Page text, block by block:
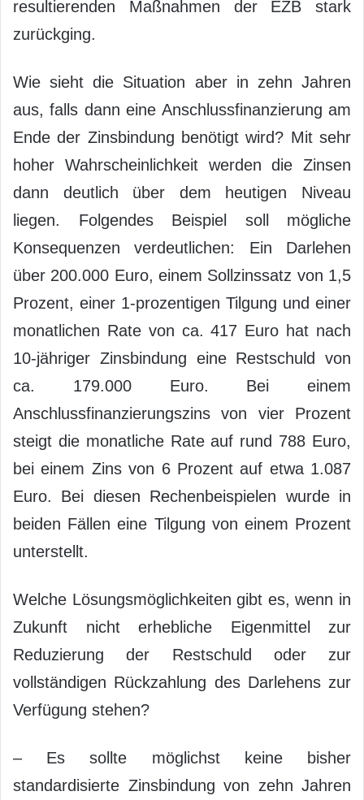
resultierenden Maßnahmen der EZB stark
zurückging.
Wie sieht die Situation aber in zehn Jahren
aus, falls dann eine Anschlussfinanzierung am
Ende der Zinsbindung benötigt wird? Mit sehr
hoher Wahrscheinlichkeit werden die Zinsen
dann deutlich über dem heutigen Niveau
liegen. Folgendes Beispiel soll mögliche
Konsequenzen verdeutlichen: Ein Darlehen
über 200.000 Euro, einem Sollzinssatz von 1,5
Prozent, einer 1-prozentigen Tilgung und einer
monatlichen Rate von ca. 417 Euro hat nach
10-jähriger Zinsbindung eine Restschuld von
ca. 179.000 Euro. Bei einem
Anschlussfinanzierungszins von vier Prozent
steigt die monatliche Rate auf rund 788 Euro,
bei einem Zins von 6 Prozent auf etwa 1.087
Euro. Bei diesen Rechenbeispielen wurde in
beiden Fällen eine Tilgung von einem Prozent
unterstellt.
Welche Lösungsmöglichkeiten gibt es, wenn in
Zukunft nicht erhebliche Eigenmittel zur
Reduzierung der Restschuld oder zur
vollständigen Rückzahlung des Darlehens zur
Verfügung stehen?
– Es sollte möglichst keine bisher
standardisierte Zinsbindung von zehn Jahren